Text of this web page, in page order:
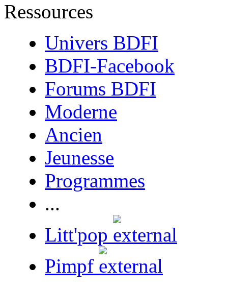
Ressources
Univers BDFI
BDFI-Facebook
Forums BDFI
Moderne
Ancien
Jeunesse
Programmes
...
Litt'pop
Pimpf